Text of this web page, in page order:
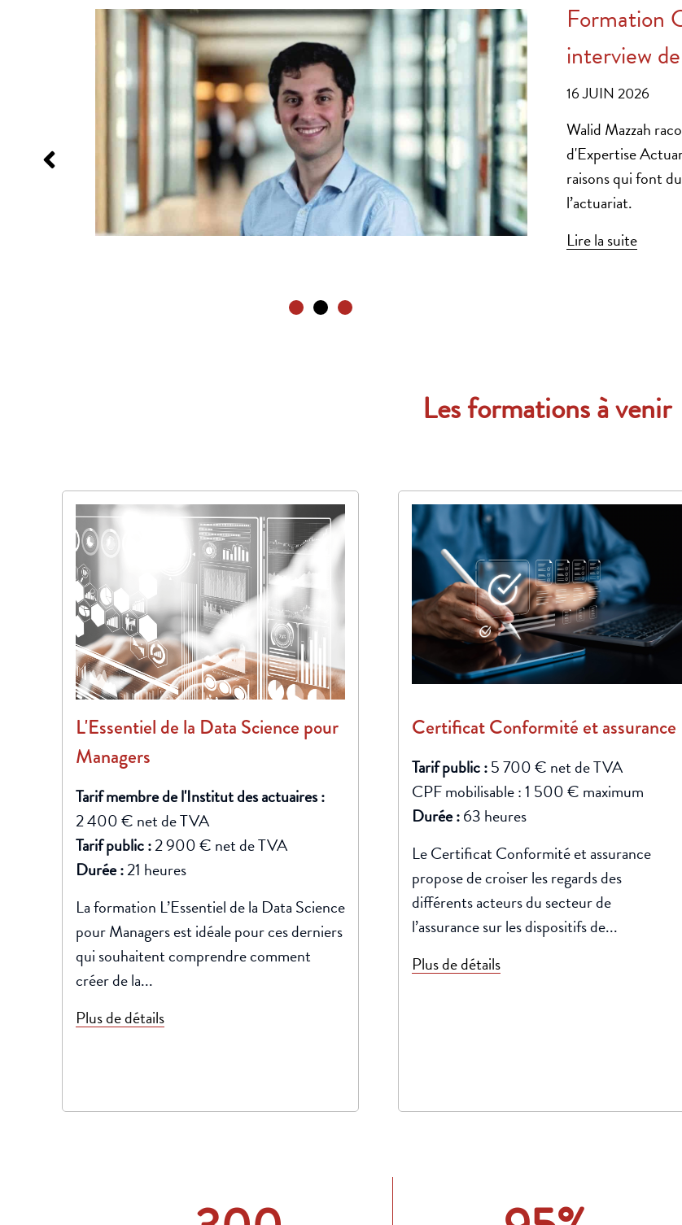
Formation
interview
16 JUIN 2026
Walid Mazzah
d'Expertise
raisons qui font
l’actuariat.
Lire la suite
Les formations à venir
L'Essentiel de la Data Science pour
Managers
Tarif membre de l'Institut des actuaires :
2 400 € net de TVA
Tarif public :2 900 € net de TVA
Durée :21 heures
La formation L’Essentiel de la Data Science
pour Managers est idéale pour ces derniers
qui souhaitent comprendre comment
créer de la...
Plus de détails
Certificat Conformité et assurance
Tarif public :5 700 € net de TVA
CPF mobilisable : 1 500 € maximum
Durée :63 heures
Le Certificat Conformité et assurance
propose de croiser les regards des
différents acteurs du secteur de
l’assurance sur les dispositifs de...
Plus de détails